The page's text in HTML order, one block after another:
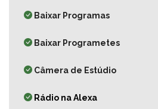
Baixar Programas
Baixar Programetes
Câmera de Estúdio
Rádio na Alexa